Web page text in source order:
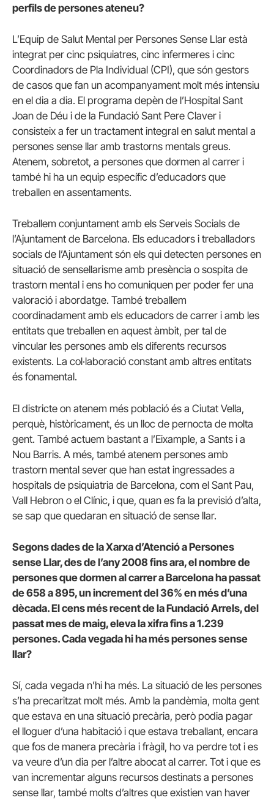
perfils de persones ateneu?
L’Equip de Salut Mental per Persones Sense Llar està
integrat per cinc psiquiatres, cinc infermeres i cinc
Coordinadors de Pla Individual (CPI), que són gestors
de casos que fan un acompanyament molt més intensiu
en el dia a dia. El programa depèn de l’Hospital Sant
Joan de Déu i de la Fundació Sant Pere Claver i
consisteix a fer un tractament integral en salut mental a
persones sense llar amb trastorns mentals greus.
Atenem, sobretot, a persones que dormen al carrer i
també hi ha un equip específic d’educadors que
treballen en assentaments.
Treballem conjuntament amb els Serveis Socials de
l’Ajuntament de Barcelona. Els educadors i treballadors
socials de l’Ajuntament són els qui detecten persones en
situació de sensellarisme amb presència o sospita de
trastorn mental i ens ho comuniquen per poder fer una
valoració i abordatge. També treballem
coordinadament amb els educadors de carrer i amb les
entitats que treballen en aquest àmbit, per tal de
vincular les persones amb els diferents recursos
existents. La col·laboració constant amb altres entitats
és fonamental.
El districte on atenem més població és a Ciutat Vella,
perquè, històricament, és un lloc de pernocta de molta
gent. També actuem bastant a l’Eixample, a Sants i a
Nou Barris. A més, també atenem persones amb
trastorn mental sever que han estat ingressades a
hospitals de psiquiatria de Barcelona, com el Sant Pau,
Vall Hebron o el Clínic, i que, quan es fa la previsió d’alta,
se sap que quedaran en situació de sense llar.
Segons dades de la Xarxa d’Atenció a Persones
sense Llar, des de l’any 2008 fins ara, el nombre de
persones que dormen al carrer a Barcelona ha passat
de 658 a 895, un increment del 36% en més d’una
dècada. El cens més recent de la Fundació Arrels, del
passat mes de maig, eleva la xifra fins a 1.239
persones. Cada vegada hi ha més persones sense
llar?
Sí, cada vegada n’hi ha més. La situació de les persones
s’ha precaritzat molt més. Amb la pandèmia, molta gent
que estava en una situació precària, però podia pagar
el lloguer d’una habitació i que estava treballant, encara
que fos de manera precària i fràgil, ho va perdre tot i es
va veure d’un dia per l’altre abocat al carrer. Tot i que es
van incrementar alguns recursos destinats a persones
sense llar, també molts d’altres que existien van haver